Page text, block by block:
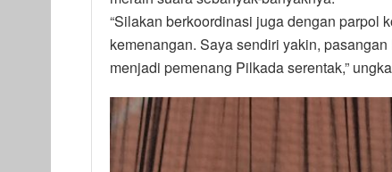
“Silakan berkoordinasi juga dengan parpol
kemenangan. Saya sendiri yakin,
menjadi pemenang Pilkada serentak,”